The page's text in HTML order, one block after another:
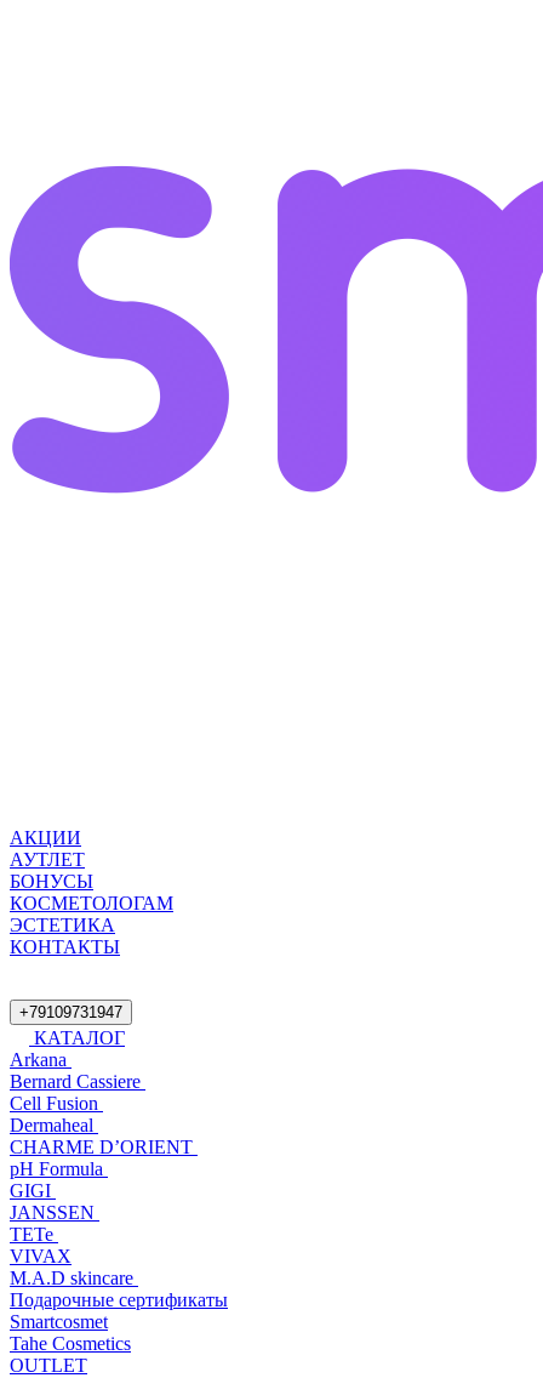
АКЦИИ
АУТЛЕТ
БОНУСЫ
КОСМЕТОЛОГАМ
ЭСТЕТИКА
КОНТАКТЫ
+79109731947
КАТАЛОГ
Arkana
Bernard Cassiere
Cell Fusion
Dermaheal
CHARME D’ORIENT
pH Formula
GIGI
JANSSEN
TETe
VIVAX
M.A.D skincare
Подарочные сертификаты
Smartcosmet
Tahe Cosmetics
OUTLET